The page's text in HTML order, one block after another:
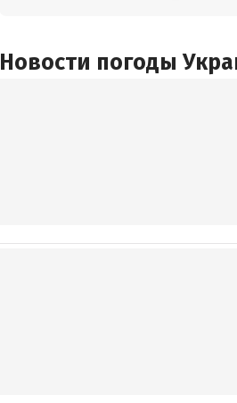
Новости погоды